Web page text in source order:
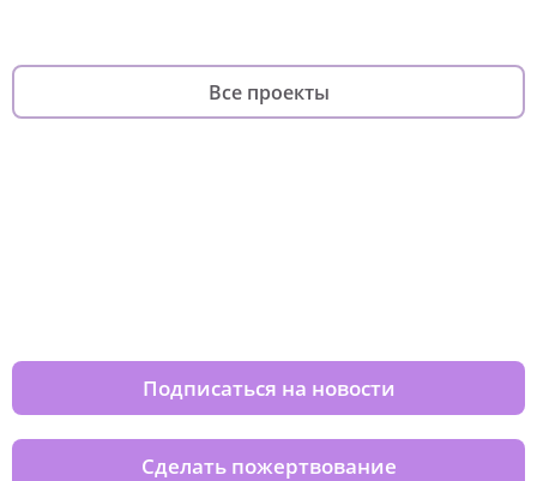
Все проекты
Подписаться на новости
Сделать пожертвование